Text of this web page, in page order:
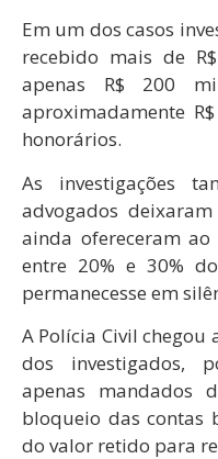
Em um dos casos
recebido mais de
apenas R$ 200
aproximadamente
honorários.
As investigações
advogados
ainda ofereceram
entre 20% e 30%
permanecesse em
A Polícia Civil chegou
dos investigados,
apenas mandados
bloqueio das contas
do valor retido para